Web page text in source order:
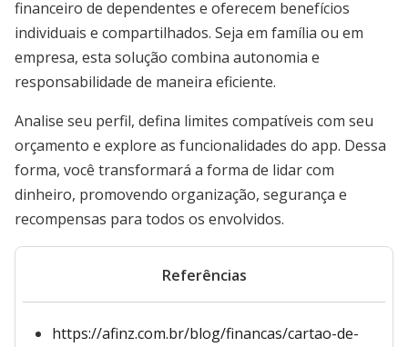
financeiro de dependentes e oferecem benefícios
individuais e compartilhados. Seja em família ou em
empresa, esta solução combina autonomia e
responsabilidade de maneira eficiente.
Analise seu perfil, defina limites compatíveis com seu
orçamento e explore as funcionalidades do app. Dessa
forma, você transformará a forma de lidar com
dinheiro, promovendo organização, segurança e
recompensas para todos os envolvidos.
Referências
https://afinz.com.br/blog/financas/cartao-de-